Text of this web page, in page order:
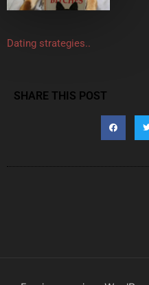
Dating strategies..
SHARE THIS POST